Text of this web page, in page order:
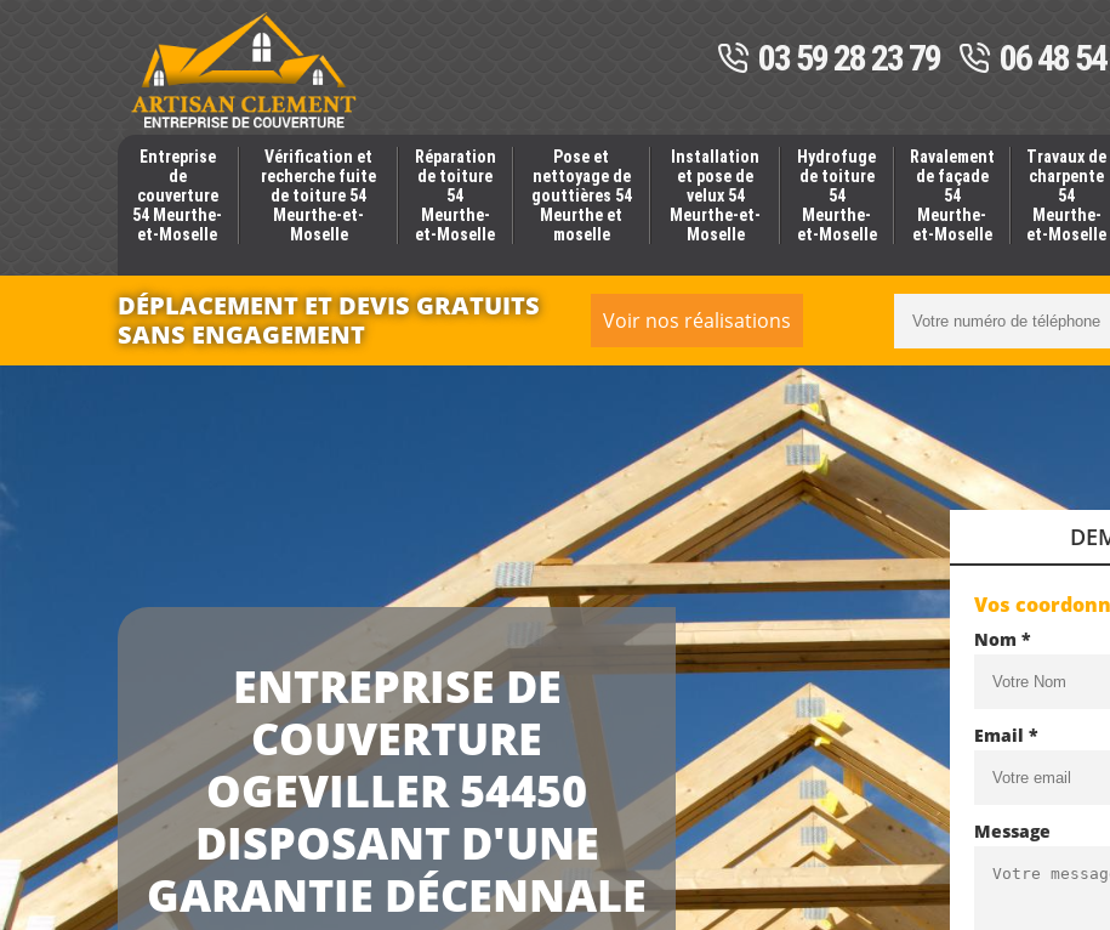
03 59 28 23 79 06 48
Entreprise
de
couverture
54 Meurthe-
et-Moselle
Vérification et
recherche fuite
de toiture 54
Meurthe-et-
Moselle
Réparation
de toiture
54
Meurthe-
et-Moselle
Pose et
nettoyage de
gouttières 54
Meurthe et
moselle
Installation
et pose de
velux 54
Meurthe-et-
Moselle
Hydrofuge
de toiture
54
Meurthe-
et-Moselle
Ravalement
de façade
54
Meurthe-
et-Moselle
Travaux de
charpente
54
Meurthe-
et-Moselle
DÉPLACEMENT ET DEVIS GRATUITS
SANS ENGAGEMENT
Voir nos réalisations
ENTREPRISE DE
COUVERTURE
OGEVILLER 54450
DISPOSANT D'UNE
GARANTIE DÉCENNALE
Vos
Nom *
Email *
Message